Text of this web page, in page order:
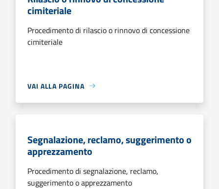
cimiteriale
Procedimento di rilascio o rinnovo di concessione
cimiteriale
VAI ALLA PAGINA
Segnalazione, reclamo, suggerimento o
apprezzamento
Procedimento di segnalazione, reclamo,
suggerimento o apprezzamento